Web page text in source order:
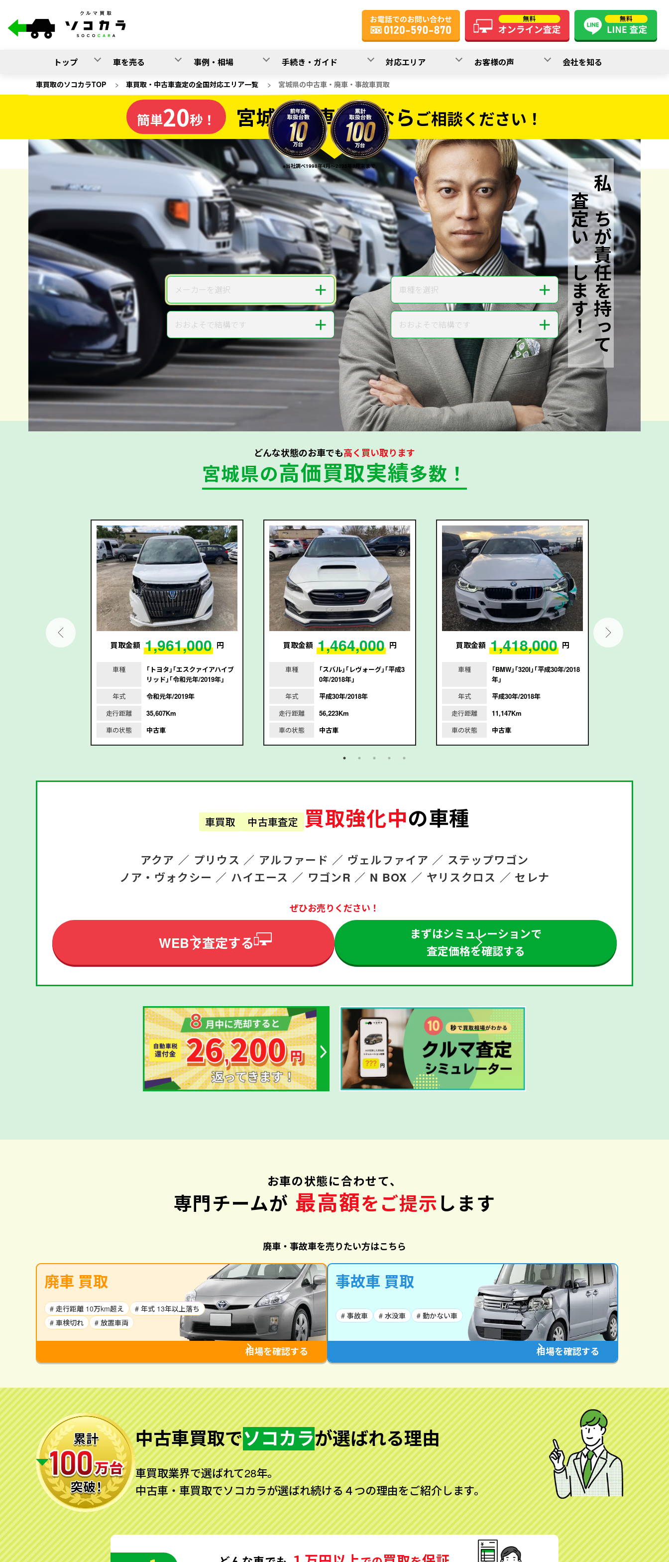
トップ 車を売る 事例・相場 手続き・ガイド 対応エリア お客様の声 会社を知る
車買取のソコカラTOP > 車買取・中古車査定の全国対応エリア一覧 > 宮城県の中古車・廃車・事故車買取
宮城県の車買取なら
ソコカラの
電話か出張か、高い方の査定を提案。
だから高価買取!
※当社調べ1998年4月～2025年3月末まで
私たちが責任を持って
査定いたします！
簡単20秒！ 宮城県の車買取ならご相談ください！
20秒で入力完了！
無料でカンタンWeb査定
ご依頼いただいたお車を丁寧に査定いたします
メーカー メーカーを選択 ＋ 車種 車種を選択 ＋
年式 おおよそで結構です ＋ 走行距離 おおよそで結構です ＋
無料で査定する
どんな状態のお車でも高く買い取ります
宮城県の高価買取実績多数！
円 買取金額 1,961,000 円
車種
｢トヨタ｣｢エスクァイアハイブ
リッド｣｢令和元年/2019年｣
年式
令和元年/2019年
走行距離
35,607Km
車の状態
中古車
買取金額 1,464,000 円
車種
｢スバル｣｢レヴォーグ｣｢平成3
0年/2018年｣
年式
平成30年/2018年
走行距離
56,223Km
車の状態
中古車
買取金額 1,418,000 円
車種
｢BMW｣｢320I｣｢平成30年/2018
年｣
年式
平成30年/2018年
走行距離
11,147Km
車の状態
中古車
車買取 中古車査定 買取強化中の車種
アクア ／ プリウス ／ アルファード ／ ヴェルファイア ／ ステップワゴン
ノア・ヴォクシー ／ ハイエース ／ ワゴンR ／ N BOX ／ ヤリスクロス ／ セレナ
ぜひお売りください！
WEBで査定する
まずはシミュレーションで
査定価格を確認する
お車の状態に合わせて、
専門チームが 最高額をご提示します
廃車・事故車を売りたい方はこちら
廃車 買取
# 走行距離 10万km超え
# 年式 13年以上落ち
# 車検切れ
# 放置車両
相場を確認する
事故車 買取
# 事故車 # 水没車 # 動かない車
相場を確認する
中古車買取でソコカラが選ばれる理由
車買取業界で選ばれて28年。
中古車・車買取でソコカラが選ばれ続ける４つの理由をご紹介します。